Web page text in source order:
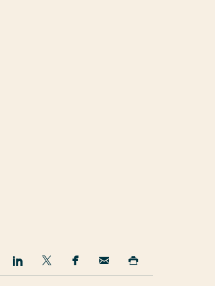
Deel
op
Deel
op
Deel
op
Email
deze deze